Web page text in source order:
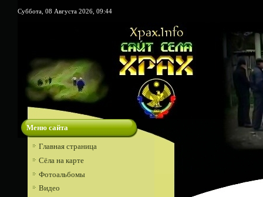
Суббота, 08 Августа 2026, 09:44
Меню сайта
Главная страница
Сёла на карте
Фотоальбомы
Видео